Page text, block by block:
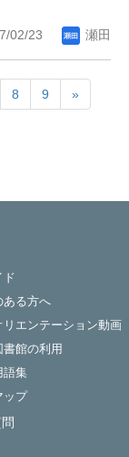
02/23 瀬田
8 9 »
ド
ある方へ
リエンテーション動画
館の利用
語集
ップ